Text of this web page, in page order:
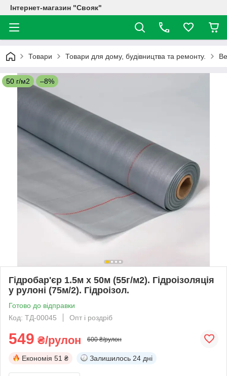
Інтернет-магазин "Свояк"
Товари Товари для дому, будівництва та ремонту.
50 г/м2 –8%
Гідробар'єр 1.5м х 50м (55г/м2). Гідроізоляція
у рулоні (75м/2). Гідроізол.
Готово до відправки
Код: ТД-00045
Опт і роздріб
549 ₴/рулон 600 ₴/рулон
Економія 51 ₴ Залишилось 24 дні